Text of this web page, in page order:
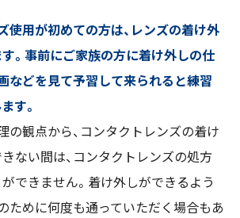
使用が初めての方は、レンズの着け外
。事前にご家族の方に着け外しの仕
などを見て予習して来られると練習
す。
の観点から、コンタクトレンズの着け
ない間は、コンタクトレンズの処方
できません。着け外しができるよう
ために何度も通っていただく場合もあ